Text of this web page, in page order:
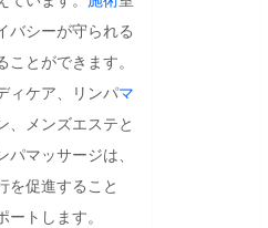
バシーが守られる
ことができます。
ィケア、リンパマ
、メンズエステと
マッサージは、
を促進すること
トします。